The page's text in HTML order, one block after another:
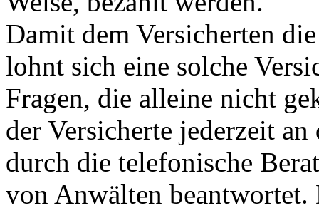
Damit dem Versicherten
lohnt sich eine solche
Fragen, die alleine nicht
der Versicherte jederzeit
durch die telefonische
von Anwälten beantwortet.